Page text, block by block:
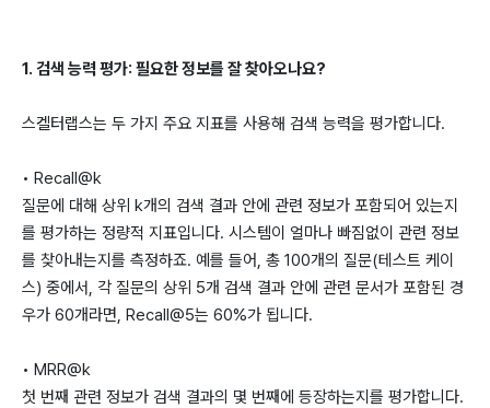
1. 검색 능력 평가: 필요한 정보를 잘 찾아오나요?
스켈터랩스는 두 가지 주요 지표를 사용해 검색 능력을 평가합니다.
• Recall@k
질문에 대해 상위 k개의 검색 결과 안에 관련 정보가 포함되어 있는지
를 평가하는 정량적 지표입니다. 시스템이 얼마나 빠짐없이 관련 정보
를 찾아내는지를 측정하죠. 예를 들어, 총 100개의 질문(테스트 케이
스) 중에서, 각 질문의 상위 5개 검색 결과 안에 관련 문서가 포함된 경
우가 60개라면, Recall@5는 60%가 됩니다.
• MRR@k
첫 번째 관련 정보가 검색 결과의 몇 번째에 등장하는지를 평가합니다.